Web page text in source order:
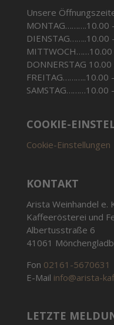
Unsere
MONTAG……….10.00
DIENSTAG……..10.00
MITTWOCH……10.00
DONNERSTAG
FREITAG………..10.00
SAMSTAG………10.00
COOKIE-
Cookie-Einstellungen
KONTAKT
Arista Weinhandel e.
Kaffeerösterei und
Albertusstraße 6
41061
Fon 02161-5670631
E-Mail info@arista-
LETZTE